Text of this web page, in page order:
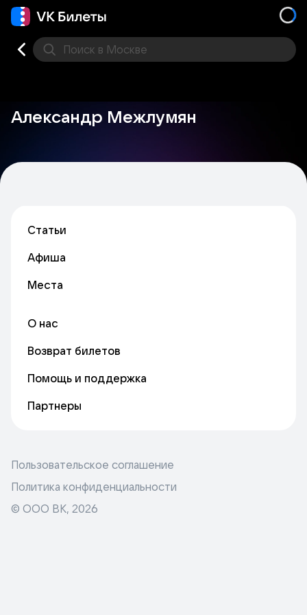
Поиск в Москве
Александр Межлумян
Статьи
Афиша
Места
О нас
Возврат билетов
Помощь и поддержка
Партнеры
Пользовательское соглашение
Политика конфиденциальности
© ООО ВК, 2026